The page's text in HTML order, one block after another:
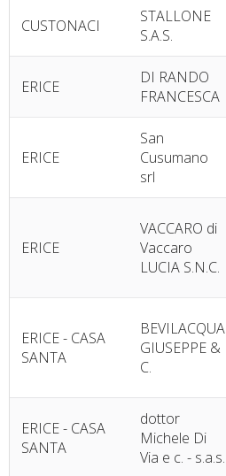
CUSTONACI
STALLONE
S.A.S.
ERICE
DI RANDO
FRANCESCA
ERICE
San
Cusumano
srl
ERICE
VACCARO di
Vaccaro
LUCIA S.N.C.
ERICE - CASA
SANTA
BEVILACQUA
GIUSEPPE &
C.
ERICE - CASA
SANTA
dottor
Michele Di
Via e c. - s.a.s.